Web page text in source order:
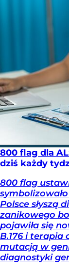
800 flag dla
dziś każdy
800 flag
Polsce słyszą
zanikowego
pojawiła się
B.176 i terapia
mutacją w
diagnostyki